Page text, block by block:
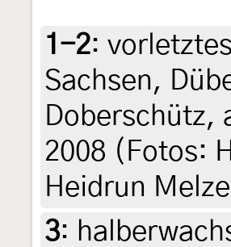
1-2:
Sachsen,
Doberschütz,
2008 (Fotos:
Heidrun
3: